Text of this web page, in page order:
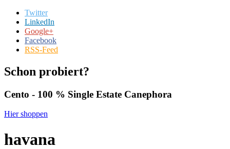
Twitter
LinkedIn
Google+
Facebook
RSS-Feed
Schon probiert?
Cento - 100 % Single Estate Canephora
Hier shoppen
havana